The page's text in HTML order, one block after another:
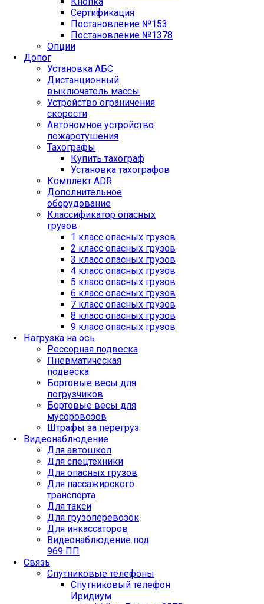
Сертификация
Постановление №153
Постановление №1378
Опции
Допог
Установка АБС
Дистанционный
выключатель массы
Устройство ограничения
скорости
Автономное устройство
пожаротушения
Тахографы
Купить тахограф
Установка тахографов
Комплект ADR
Дополнительное
оборудование
Классификатор опасных
грузов
1 класс опасных грузов
2 класс опасных грузов
3 класс опасных грузов
4 класс опасных грузов
5 класс опасных грузов
6 класс опасных грузов
7 класс опасных грузов
8 класс опасных грузов
9 класс опасных грузов
Нагрузка на ось
Рессорная подвеска
Пневматическая
подвеска
Бортовые весы для
погрузчиков
Бортовые весы для
мусоровозов
Штрафы за перегруз
Видеонаблюдение
Для автошкол
Для спецтехники
Для опасных грузов
Для пассажирского
транспорта
Для такси
Для грузоперевозок
Для инкассаторов
Видеонаблюдение под
969 ПП
Связь
Спутниковые телефоны
Спутниковый телефон
Иридиум